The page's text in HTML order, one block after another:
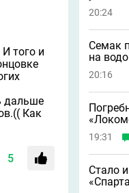
того и
дальше
Как
5
20:24
Семак
на
20:16
19:31
Стало